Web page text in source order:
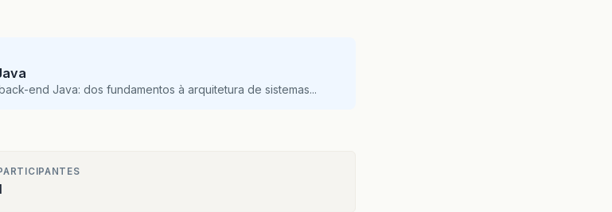
end Java: dos fundamentos à arquitetura de sistemas...